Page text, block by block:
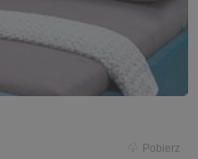
Pobierz